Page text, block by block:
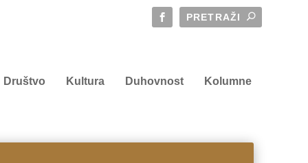
Društvo Kultura Duhovnost Kolumne